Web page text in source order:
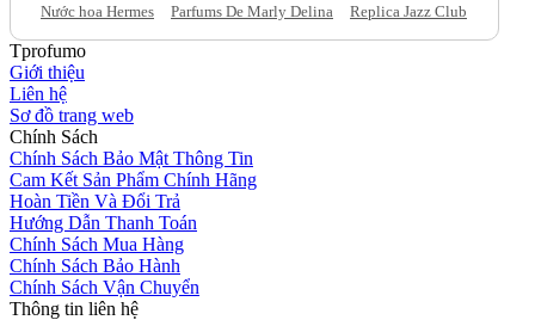
Nước hoa Hermes
Parfums De Marly Delina Replica Jazz Club
Tprofumo
Giới thiệu
Liên hệ
Sơ đồ trang web
Chính Sách
Chính Sách Bảo Mật Thông Tin
Cam Kết Sản Phẩm Chính Hãng
Hoàn Tiền Và Đổi Trả
Hướng Dẫn Thanh Toán
Chính Sách Mua Hàng
Chính Sách Bảo Hành
Chính Sách Vận Chuyển
Thông tin liên hệ